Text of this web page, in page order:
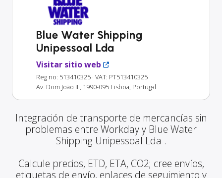
Blue Water Shipping
Unipessoal Lda
Visitar sitio web
Reg no: 513410325 · VAT: PT513410325
Av. Dom João II , 1990-095 Lisboa, Portugal
Integración de transporte de mercancías sin
problemas entre Workday y Blue Water
Shipping Unipessoal Lda .
Calcule precios, ETD, ETA, CO2; cree envíos,
etiquetas de envío, enlaces de seguimiento y